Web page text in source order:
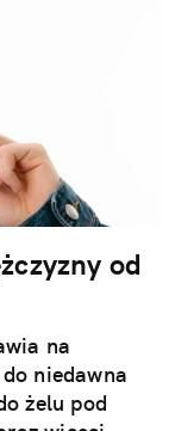
od
na
niedawna
żelu pod